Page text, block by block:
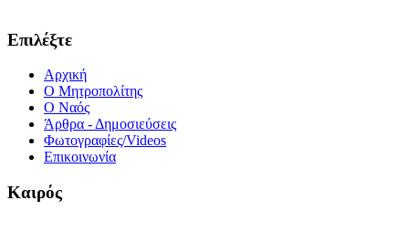
Επιλέξτε
Αρχική
Ο Μητροπολίτης
O Ναός
Άρθρα - Δημοσιεύσεις
Φωτογραφίες/Videos
Επικοινωνία
Καιρός